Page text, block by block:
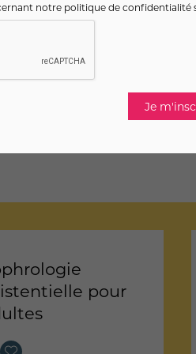
pour
notre politique de confidentialité